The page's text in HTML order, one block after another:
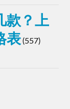
款？上
表 (557)